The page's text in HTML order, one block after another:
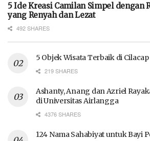
5 Ide Kreasi Camilan Simpel dengan
yang Renyah dan Lezat
492 SHARES
5 Objek Wisata Terbaik di Cilacap
219 SHARES
Ashanty, Anang dan Azriel
di Universitas Airlangga
4376 SHARES
124 Nama Sahabiyat untuk Bayi